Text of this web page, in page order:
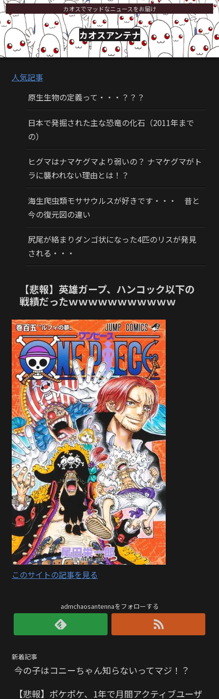
カオスでマッドなニュースをお届け
カオスアンテナ
人気記事
原生生物の定義って・・・？？？
日本で発掘された主な恐竜の化石（2011年まで
の）
ヒグマはナマケグマより弱いの？ ナマケグマがト
ラに襲われない理由とは！？
海生爬虫類モササウルスが好きです・・・ 昔と
今の復元図の違い
尻尾が絡まりダンゴ状になった4匹のリスが発見
される・・・
【悲報】英雄ガープ、ハンコック以下の
戦績だったｗｗｗｗｗｗｗｗｗｗｗ
このサイトの記事を見る
admchaosantennaをフォローする
新着記事
今の子はコニーちゃん知らないってマジ！？
【悲報】ポケポケ、1年で月間アクティブユーザ